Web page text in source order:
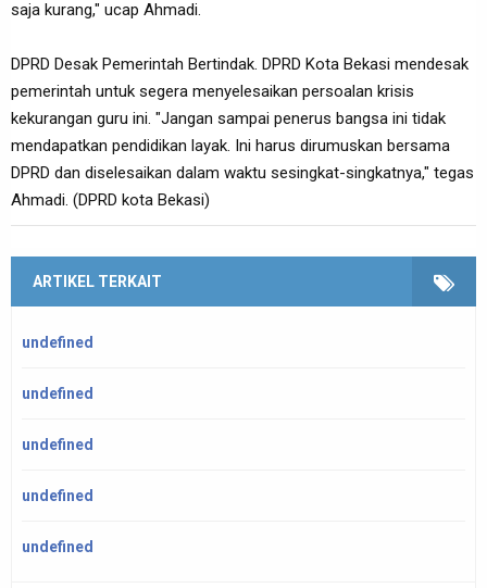
saja kurang," ucap Ahmadi.
DPRD Desak Pemerintah Bertindak. DPRD Kota Bekasi mendesak
pemerintah untuk segera menyelesaikan persoalan krisis
kekurangan guru ini. "Jangan sampai penerus bangsa ini tidak
mendapatkan pendidikan layak. Ini harus dirumuskan bersama
DPRD dan diselesaikan dalam waktu sesingkat-singkatnya," tegas
Ahmadi. (DPRD kota Bekasi)
ARTIKEL TERKAIT
undefined
undefined
undefined
undefined
undefined